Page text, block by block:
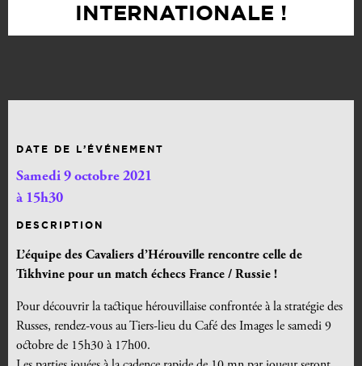
INTERNATIONALE !
DATE DE L’ÉVÉNEMENT
Samedi 9 octobre 2021
à 15h30
DESCRIPTION
L’équipe des Cavaliers d’Hérouville rencontre celle de
Tikhvine pour un match échecs France / Russie !
Pour découvrir la tactique hérouvillaise confrontée à la stratégie des
Russes, rendez-vous au Tiers-lieu du Café des Images le samedi 9
octobre de 15h30 à 17h00.